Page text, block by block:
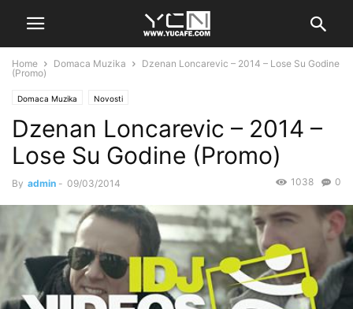
Home Domaca Muzika
Dzenan Loncarevic – 2014 – Lose Su Godine
(Promo)
Domaca Muzika Novosti
Dzenan Loncarevic – 2014 –
Lose Su Godine (Promo)
By admin - 09/03/2014 0
1038